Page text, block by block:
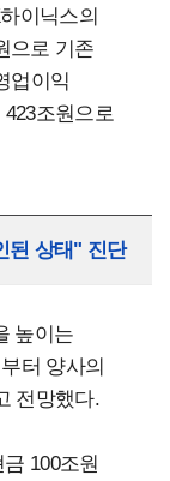
이닉스의
으로 기존
업이익
조원으로
된 상태" 진단
높이는
터 양사의
전망했다.
100조원